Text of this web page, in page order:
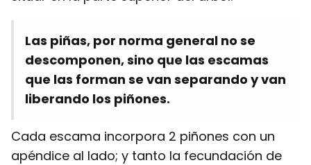
Las piñas, por norma general no se
descomponen, sino que las escamas
que las forman se van separando y van
liberando los piñones.
Cada escama incorpora 2 piñones con un
apéndice al lado; y tanto la fecundación de